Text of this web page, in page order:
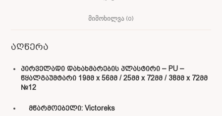
ᲛᲘᲛᲝᲮᲘᲚᲕᲐ (0)
აღწერა
პირველადი დახახმარების პლასტირი – PU –
წყალგაუმტარი 19მმ x 56მმ / 25მმ x 72მმ / 38მმ x 72მმ
№12
მწარმოებელი: Victoreks